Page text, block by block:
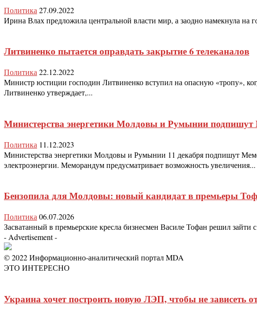
Политика 27.09.2022
Ирина Влах предложила центральной власти мир, а заодно намекнула на
Литвиненко пытается оправдать закрытие 6 телеканалов
Политика 22.12.2022
Министр юстиции господин Литвиненко вступил на опасную «тропу»,
Литвиненко утверждает,...
Министерства энергетики Молдовы и Румынии
Политика 11.12.2023
Министерства энергетики Молдовы и Румынии 11 декабря подпишут
электроэнергии. Меморандум предусматривает возможность увеличения...
Бензопила для Молдовы: новый кандидат в премьеры
Политика 06.07.2026
Засватанный в премьерские кресла бизнесмен Василе Тофан решил зайти
- Advertisement -
© 2022 Информационно-аналитический портал MDA
ЭТО ИНТЕРЕСНО
Украина хочет построить новую ЛЭП, чтобы не зависеть